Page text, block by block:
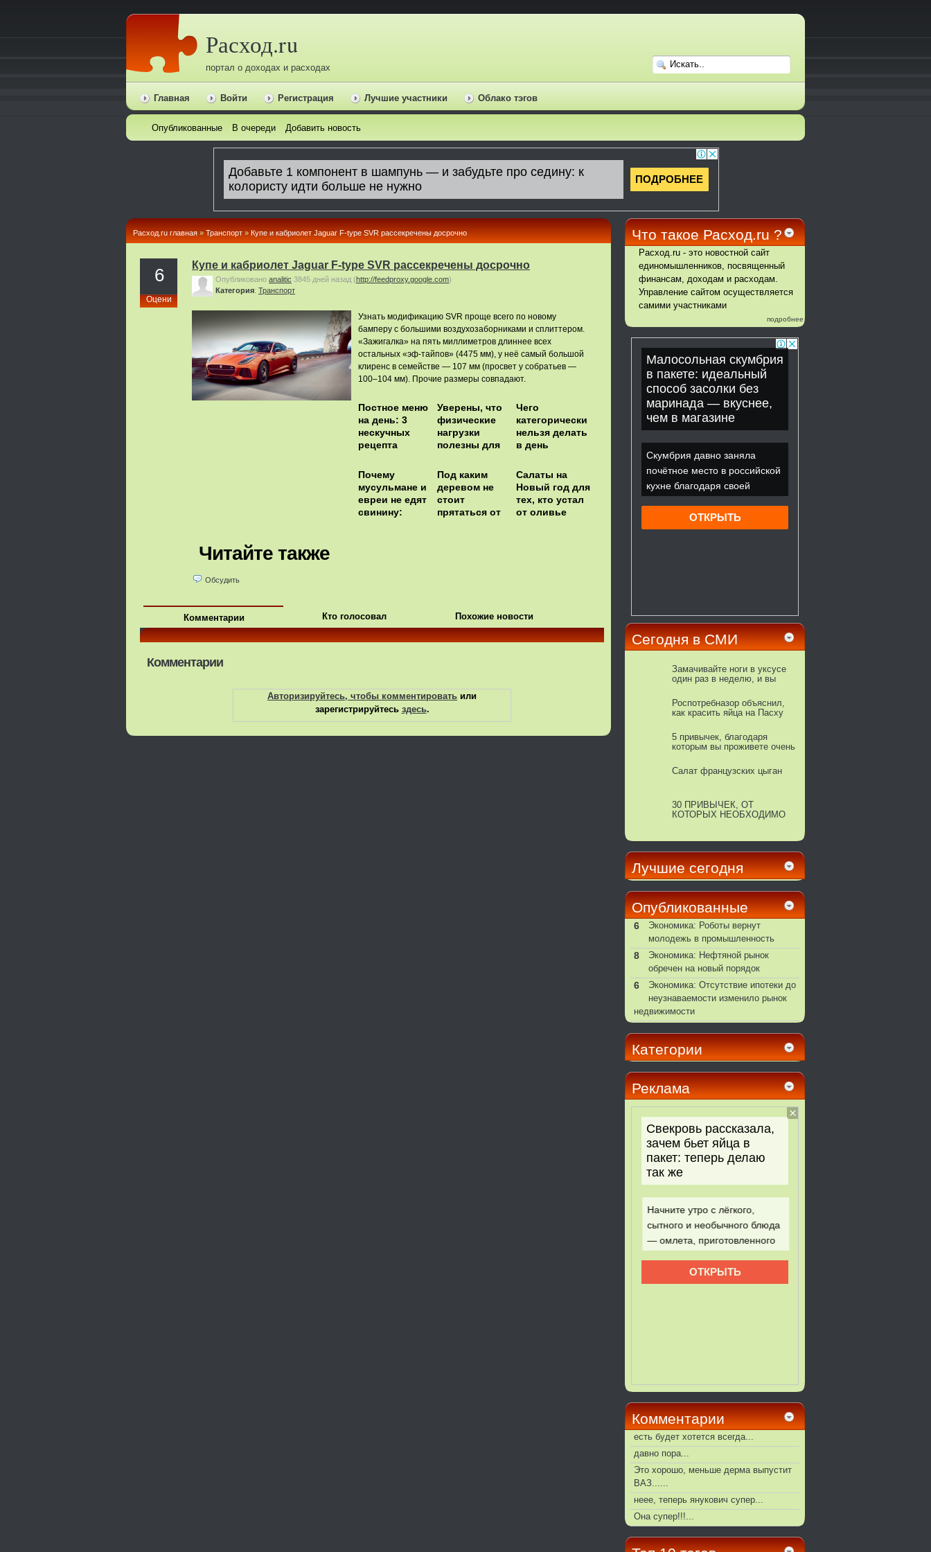
Расход.ru
портал о доходах и расходах
Главная Войти Регистрация Лучшие участники Облако тэгов
Опубликованные В очереди Добавить новость
Расход.ru главная » Транспорт » Купе и кабриолет Jaguar F-type SVR рассекречены досрочно
6
Оцени
Купе и кабриолет Jaguar F-type SVR рассекречены досрочно
Опубликовано analitic 3845 дней назад (http://feedproxy.google.com)
Категория: Транспорт
Узнать модификацию SVR проще всего по новому
бамперу с большими воздухозаборниками и сплиттером.
«Зажигалка» на пять миллиметров длиннее всех
остальных «эф-тайпов» (4475 мм), у неё самый большой
клиренс в семействе — 107 мм (просвет у собратьев —
100–104 мм). Прочие размеры совпадают.
Постное меню
на день: 3
нескучных
рецепта
Уверены, что
физические
нагрузки
полезны для
Чего
категорически
нельзя делать
в день
Пасхи?
Почему
мусульмане и
евреи не едят
свинину:
Под каким
деревом не
стоит
прятаться от
Салаты на
Новый год для
тех, кто устал
от оливье
Читайте также
Обсудить
Комментарии Кто голосовал Похожие новости
Комментарии
Авторизируйтесь, чтобы комментировать или
зарегистрируйтесь здесь.
Что такое Расход.ru ?
Расход.ru - это новостной сайт
единомышленников, посвященный
финансам, доходам и расходам.
Управление сайтом осуществляется
самими участниками
подробнее
Сегодня в СМИ
Замачивайте ноги в уксусе
один раз в неделю, и вы
ваши болезни
Роспотребназор объяснил,
как красить яйца на Пасху
5 привычек, благодаря
которым вы проживете очень
Салат французских цыган
30 ПРИВЫЧЕК, ОТ
КОТОРЫХ НЕОБХОДИМО
Лучшие сегодня
Опубликованные
6
Экономика: Роботы вернут
молодежь в промышленность
8
Экономика: Нефтяной рынок
обречен на новый порядок
6
Экономика: Отсутствие ипотеки до
неузнаваемости изменило рынок
недвижимости
Категории
Реклама
Комментарии
есть будет хотется всегда...
давно пора...
Это хорошо, меньше дерма выпустит
ВАЗ......
неее, теперь янукович супер...
Она супер!!!...